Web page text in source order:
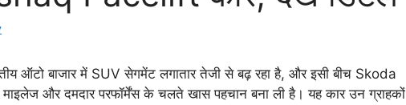
ऑटो बाजार में SUV सेगमेंट लगातार तेजी से बढ़ रहा है, और इसी बीच Skoda
और दमदार परफॉर्मेंस के चलते खास पहचान बना ली है। यह कार उन ग्राहकों